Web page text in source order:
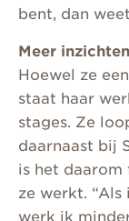
bent, dan
Meer inzichten
Hoewel ze
staat haar
stages. Ze
daarnaast bij
is het daarom
ze werkt.
werk ik